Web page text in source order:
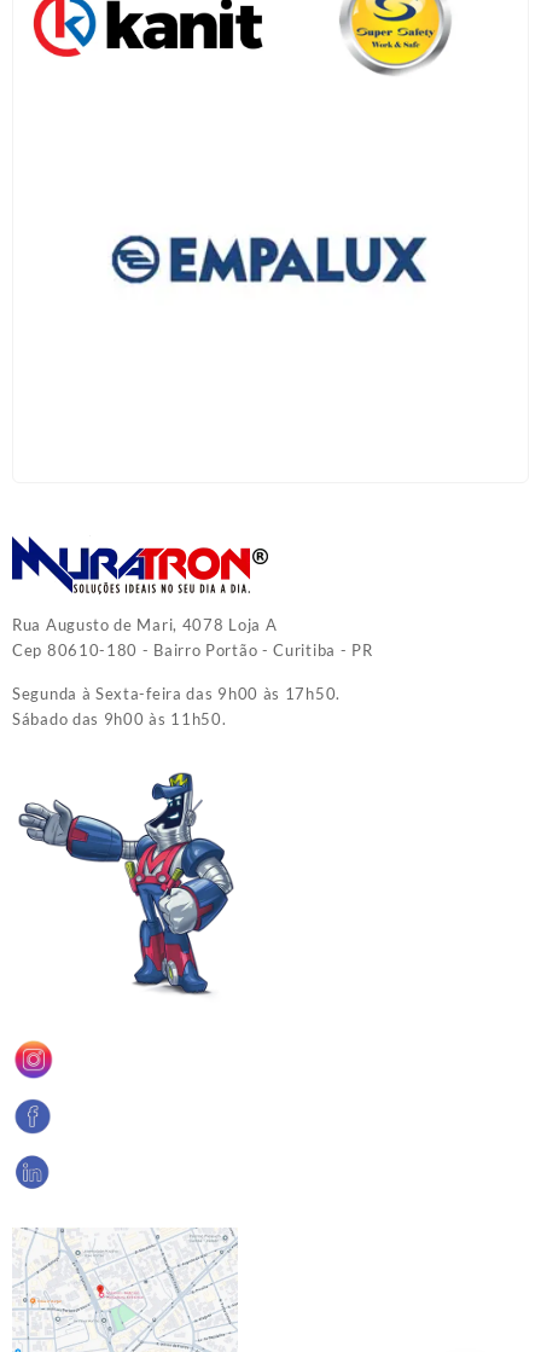
Rua Augusto de Mari, 4078 Loja A
Cep 80610-180 - Bairro Portão - Curitiba - PR
Segunda à Sexta-feira das 9h00 às 17h50.
Sábado das 9h00 às 11h50.